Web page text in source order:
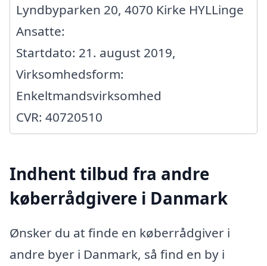
Lyndbyparken 20, 4070 Kirke HYLLinge
Ansatte:
Startdato: 21. august 2019,
Virksomhedsform:
Enkeltmandsvirksomhed
CVR: 40720510
Indhent tilbud fra andre
køberrådgivere i Danmark
Ønsker du at finde en køberrådgiver i
andre byer i Danmark, så find en by i